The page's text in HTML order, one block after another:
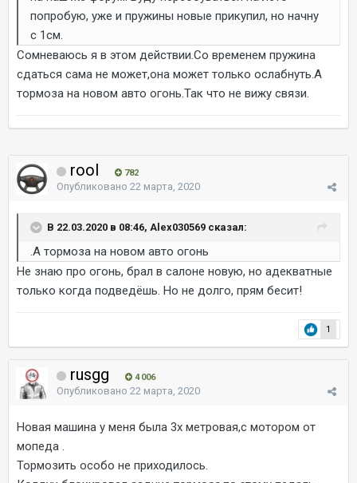
попробую, уже и пружины новые прикупил, но начну
с 1см.
Сомневаюсь я в этом действии.Со временем пружина
сдаться сама не может,она может только ослабнуть.А
тормоза на новом авто огонь.Так что не вижу связи.
rool 782
Опубликовано 22 марта, 2020
В 22.03.2020 в 08:46, Alex030569 сказал:
.А тормоза на новом авто огонь
Не знаю про огонь, брал в салоне новую, но адекватные
только когда подведёшь. Но не долго, прям бесит!
1
rusgg 4 006
Опубликовано 22 марта, 2020
Новая машина у меня была 3х метровая,с мотором от
мопеда .
Тормозить особо не приходилось.